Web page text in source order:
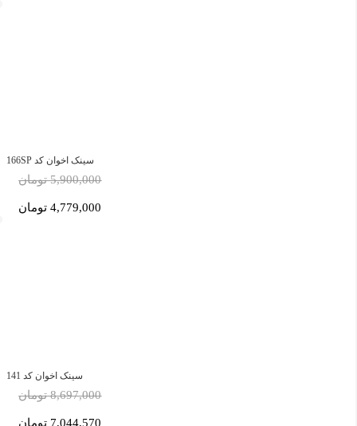
سینک اخوان کد 166SP
5,900,000 تومان
4,779,000 تومان
سینک اخوان کد 141
8,697,000 تومان
7,044,570 تومان